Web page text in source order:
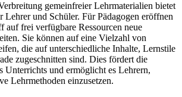
gemeinfreier Lehrmaterialien bietet
Lehrer und Schüler. Für Pädagogen eröffnen
auf frei verfügbare Ressourcen neue
Sie können auf eine Vielzahl von
die auf unterschiedliche Inhalte, Lernstile
zugeschnitten sind. Dies fördert die
Unterrichts und ermöglicht es Lehrern,
Lehrmethoden einzusetzen.